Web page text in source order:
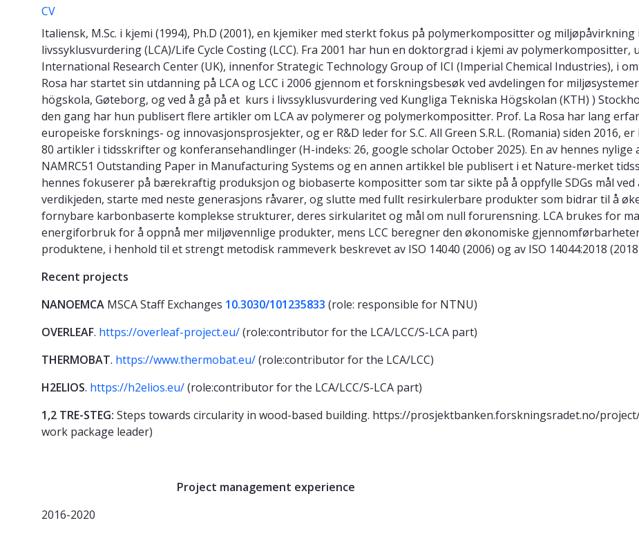
CV
Italiensk, M.Sc. i kjemi (1994), Ph.D (2001), en kjemiker med sterkt fokus på polymerkompositter og
livssyklusvurdering (LCA)/Life Cycle Costing (LCC). Fra 2001 har hun en doktorgrad i kjemi av
International Research Center (UK), innenfor Strategic Technology Group of ICI (Imperial Chemical Industries), i
Rosa har startet sin utdanning på LCA og LCC i 2006 gjennom et forskningsbesøk ved avdelingen for
högskola, Gøteborg, og ved å gå på et kurs i livssyklusvurdering ved Kungliga Tekniska Högskolan (KTH) )
den gang har hun publisert flere artikler om LCA av polymerer og polymerkompositter. Prof. La Rosa har lang
europeiske forsknings- og innovasjonsprosjekter, og er R&D leder for S.C. All Green S.R.L. (Romania) siden 2016,
80 artikler i tidsskrifter og konferansehandlinger (H-indeks: 26, google scholar October 2025). En av hennes
NAMRC51 Outstanding Paper in Manufacturing Systems og en annen artikkel ble publisert i et Nature-merket
hennes fokuserer på bærekraftig produksjon og biobaserte kompositter som tar sikte på å oppfylle SDGs mål ved
verdikjeden, starte med neste generasjons råvarer, og slutte med fullt resirkulerbare produkter som bidrar til å
fornybare karbonbaserte komplekse strukturer, deres sirkularitet og mål om null forurensning. LCA brukes for
energiforbruk for å oppnå mer miljøvennlige produkter, mens LCC beregner den økonomiske
produktene, i henhold til et strengt metodisk rammeverk beskrevet av ISO 14040 (2006) og av ISO 14044:2018
Recent projects
NANOEMCA MSCA Staff Exchanges 10.3030/101235833 (role: responsible for NTNU)
OVERLEAF. https://overleaf-project.eu/(role:contributor for the LCA/LCC/S-LCA part)
THERMOBAT. https://www.thermobat.eu/(role:contributor for the LCA/LCC)
H2ELIOS. https://h2elios.eu/(role:contributor for the LCA/LCC/S-LCA part)
1,2 TRE-STEG: Steps towards circularity in wood-based building. https://prosjektbanken.forskningsradet.no/project/
work package leader)
Project management experience
2016-2020